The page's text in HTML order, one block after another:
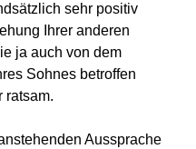
sehr positiv
Ihrer anderen
ja auch von dem
Sohnes betroffen
ratsam.
Aussprache